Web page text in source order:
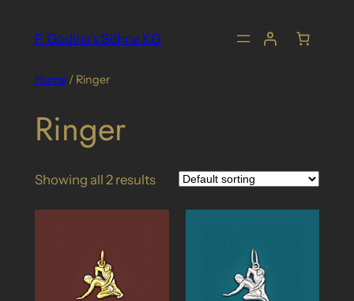
F. Godina's Söhne KG
Home/ Ringer
Ringer
Showing all 2 results